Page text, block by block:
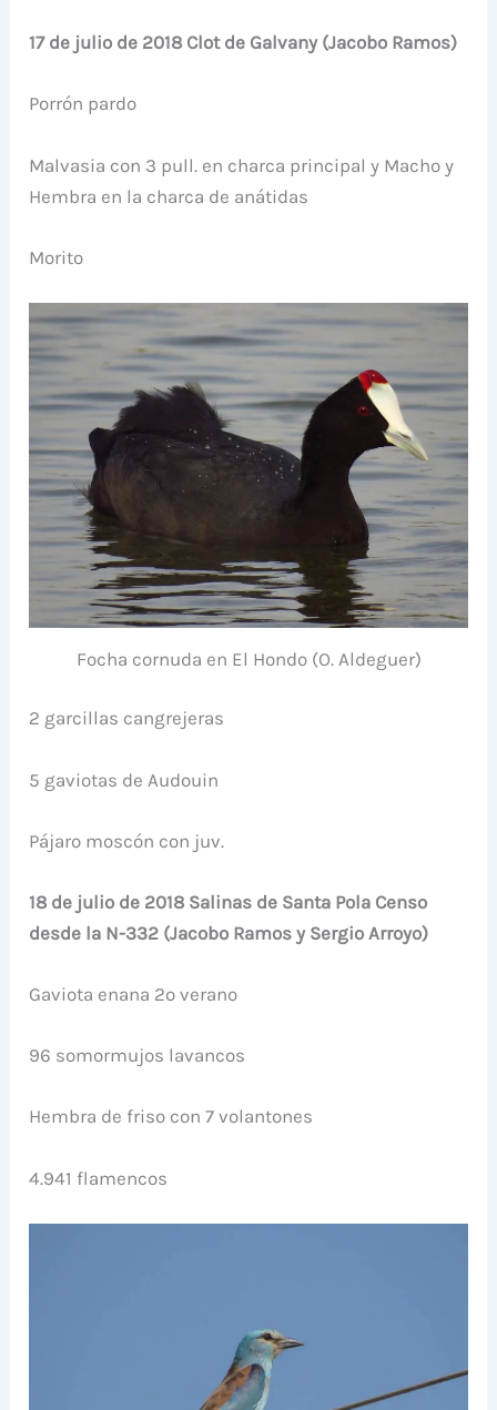
17 de julio de 2018 Clot de Galvany (Jacobo Ramos)
Porrón pardo
Malvasia con 3 pull. en charca principal y Macho y
Hembra en la charca de anátidas
Morito
Focha cornuda en El Hondo (O. Aldeguer)
2 garcillas cangrejeras
5 gaviotas de Audouin
Pájaro moscón con juv.
18 de julio de 2018 Salinas de Santa Pola Censo
desde la N-332 (Jacobo Ramos y Sergio Arroyo)
Gaviota enana 2º verano
96 somormujos lavancos
Hembra de friso con 7 volantones
4.941 flamencos